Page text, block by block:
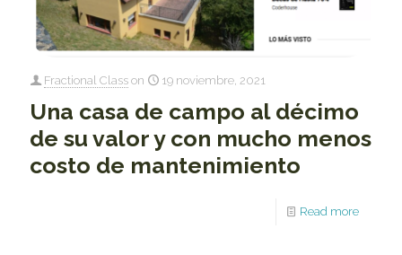
Fractional Class on 19 noviembre, 2021
Una casa de campo al décimo
de su valor y con mucho menos
costo de mantenimiento
Read more